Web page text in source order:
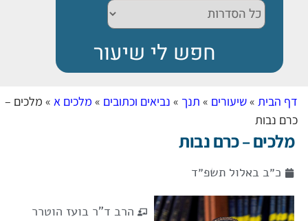
דף הבית» שיעורים» תנך» נביאים וכתובים» מלכים א » מלכים –
כרם נבות
מלכים – כרם נבות
כ״ב באלול תשפ״ד
הרב ד"ר בועז הוטרר